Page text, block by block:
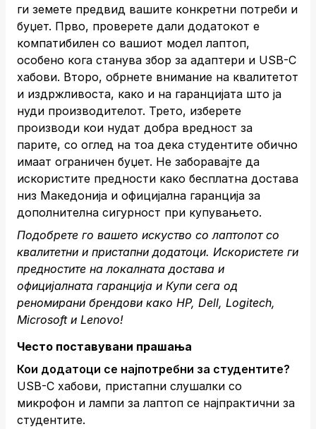
ги земете предвид вашите конкретни потреби и
буџет. Прво, проверете дали додатокот е
компатибилен со вашиот модел лаптоп,
особено кога станува збор за адаптери и USB-C
хабови. Второ, обрнете внимание на квалитетот
и издржливоста, како и на гаранцијата што ја
нуди производителот. Трето, изберете
производи кои нудат добра вредност за
парите, со оглед на тоа дека студентите обично
имаат ограничен буџет. Не заборавајте да
искористите предности како бесплатна достава
низ Македонија и официјална гаранција за
дополнителна сигурност при купувањето.
Подобрете го вашето искуство со лаптопот со
квалитетни и пристапни додатоци. Искористете ги
предностите на локалната достава и
официјалната гаранција и Купи сега од
реномирани брендови како HP, Dell, Logitech,
Microsoft и Lenovo!
Често поставувани прашања
Кои додатоци се најпотребни за студентите?
USB-C хабови, пристапни слушалки со
микрофон и лампи за лаптоп се најпрактични за
студентите.